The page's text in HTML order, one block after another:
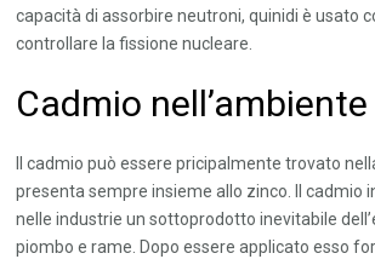
capacità di assorbire neutroni, quinidi è usato
controllare la fissione nucleare.
Cadmio nell’ambiente
Il cadmio può essere pricipalmente trovato
presenta sempre insieme allo zinco. Il cadmio
nelle industrie un sottoprodotto inevitabile
piombo e rame. Dopo essere applicato esso